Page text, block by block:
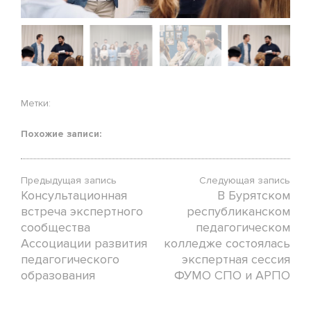
Метки:
Похожие записи:
Предыдущая запись
Консультационная
встреча экспертного
сообщества
Ассоциации развития
педагогического
образования
Следующая запись
В Бурятском
республиканском
педагогическом
колледже состоялась
экспертная сессия
ФУМО СПО и АРПО